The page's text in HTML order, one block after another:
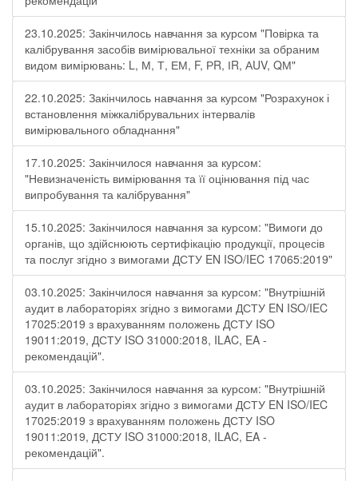
23.10.2025: Закінчилось навчання за курсом "Повірка та
калібрування засобів вимірювальної техніки за обраним
видом вимірювань: L, М, Т, ЕМ, F, РR, ІR, АUV, QМ"
22.10.2025: Закінчилось навчання за курсом "Розрахунок і
встановлення міжкалібрувальних інтервалів
вимірювального обладнання"
17.10.2025: Закінчилося навчання за курсом:
"Невизначеність вимірювання та її оцінювання під час
випробування та калібрування"
15.10.2025: Закінчилося навчання за курсом: "Вимоги до
органів, що здійснюють сертифікацію продукції, процесів
та послуг згідно з вимогами ДСТУ EN ISO/IEC 17065:2019"
03.10.2025: Закінчилося навчання за курсом: "Внутрішній
аудит в лабораторіях згідно з вимогами ДСТУ EN ISO/IEC
17025:2019 з врахуванням положень ДСТУ ISO
19011:2019, ДСТУ ISO 31000:2018, ILAC, EA -
рекомендацій".
03.10.2025: Закінчилося навчання за курсом: "Внутрішній
аудит в лабораторіях згідно з вимогами ДСТУ EN ISO/IEC
17025:2019 з врахуванням положень ДСТУ ISO
19011:2019, ДСТУ ISO 31000:2018, ILAC, EA -
рекомендацій".